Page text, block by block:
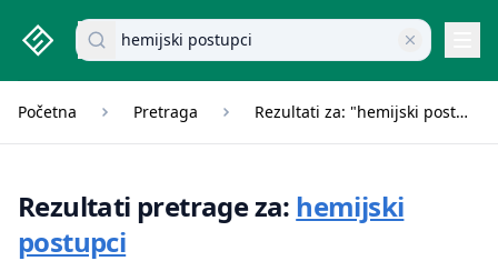
studenti.rs home page
Pretraži dokumente
Početna Pretraga Rezultati za: "hemijski postupci"
Rezultati pretrage za: hemijski
postupci